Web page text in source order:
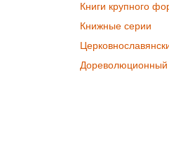
Книги крупного
Книжные серии